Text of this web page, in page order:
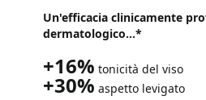
Un'efficacia clinicamente
dermatologico...*
+16% tonicità del viso
+30% aspetto levigato